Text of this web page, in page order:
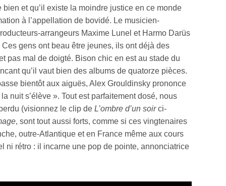
et qu’il existe la moindre justice en ce monde
à l’appellation de bovidé. Le musicien-
arrangeurs Maxime Lunel et Harmo Darüs
gens ont beau être jeunes, ils ont déjà des
pas mal de doigté. Bison chic en est au stade du
qu’il vaut bien des albums de quatorze pièces.
bientôt aux aiguës, Alex Grouldinsky prononce
nuit s’élève ». Tout est parfaitement dosé, nous
(visionnez le clip de L’ombre d’un soirci-
, sont tout aussi forts, comme si ces vingtenaires
outre-Atlantique et en France même aux cours
ni rétro : il incarne une pop de pointe, annonciatrice